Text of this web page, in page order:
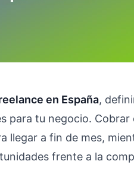
en España,
para tu negocio.
llegar a fin de mes,
frente a la